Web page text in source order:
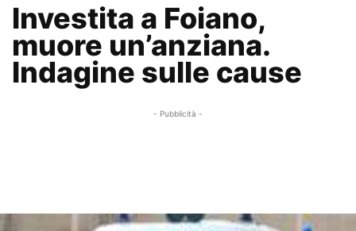
Investita a Foiano,
muore un’anziana.
Indagine sulle cause
- Pubblicità -